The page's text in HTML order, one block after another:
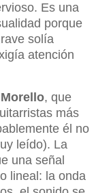
Es una
porque
solía
atención
, que
más
él no
leído). La
una señal
lineal: la onda